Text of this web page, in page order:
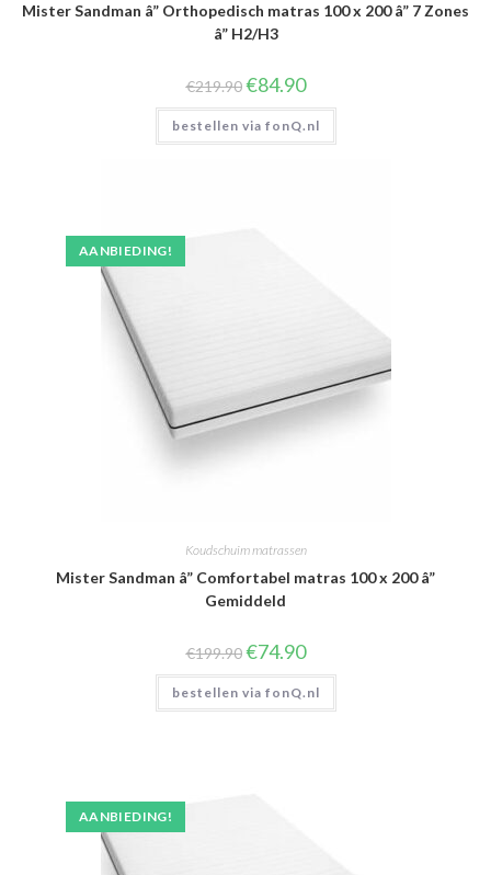
Mister Sandman â” Orthopedisch matras 100 x 200 â” 7 Zones
â” H2/H3
€219.90 Oorspronkelijke
prijs
was:
€219.90.
€84.90Huidige
prijs
is:
€84.90.
bestellen via fonQ.nl
AANBIEDING!
Koudschuim matrassen
Mister Sandman â” Comfortabel matras 100 x 200 â”
Gemiddeld
€199.90 Oorspronkelijke
prijs
was:
€199.90.
€74.90Huidige
prijs
is:
€74.90.
bestellen via fonQ.nl
AANBIEDING!